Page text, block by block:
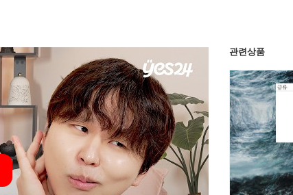
관련상품